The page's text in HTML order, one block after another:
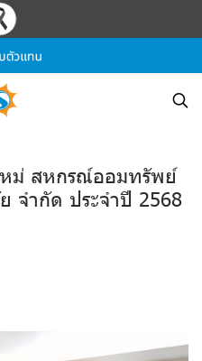
ม่ สหกรณ์ออมทรัพย์
จำกัด ประจำปี 2568